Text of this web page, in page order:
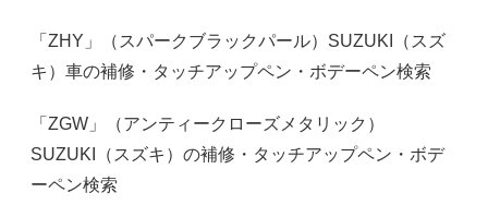
「ZHY」（スパークブラックパール）SUZUKI（スズ
キ）車の補修・タッチアップペン・ボデーペン検索
「ZGW」（アンティークローズメタリック）
SUZUKI（スズキ）の補修・タッチアップペン・ボデ
ーペン検索